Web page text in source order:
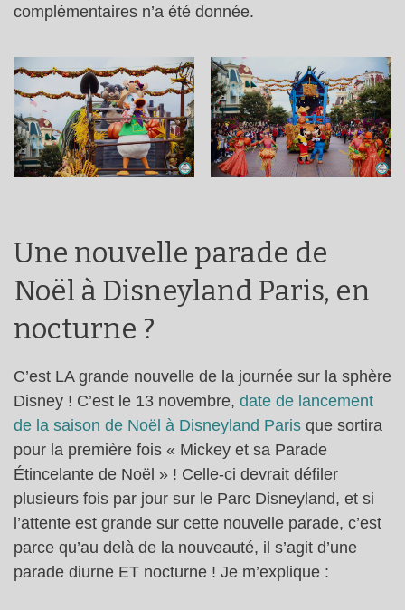
complémentaires n’a été donnée.
Une nouvelle parade de
Noël à Disneyland Paris, en
nocturne ?
C’est LA grande nouvelle de la journée sur la sphère
Disney ! C’est le 13 novembre, date de lancement
de la saison de Noël à Disneyland Paris que sortira
pour la première fois « Mickey et sa Parade
Étincelante de Noël » ! Celle-ci devrait défiler
plusieurs fois par jour sur le Parc Disneyland, et si
l’attente est grande sur cette nouvelle parade, c’est
parce qu’au delà de la nouveauté, il s’agit d’une
parade diurne ET nocturne ! Je m’explique :